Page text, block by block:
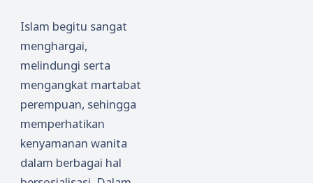
Islam begitu sangat
menghargai,
melindungi serta
mengangkat martabat
perempuan, sehingga
memperhatikan
kenyamanan wanita
dalam berbagai hal